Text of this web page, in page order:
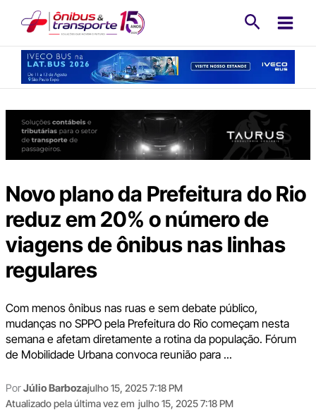
conteúdo
Novo plano da Prefeitura do Rio
reduz em 20% o número de
viagens de ônibus nas linhas
regulares
Com menos ônibus nas ruas e sem debate público,
mudanças no SPPO pela Prefeitura do Rio começam nesta
semana e afetam diretamente a rotina da população. Fórum
de Mobilidade Urbana convoca reunião para ...
PorJúlio Barbozajulho 15, 2025 7:18 PM
Atualizado pela última vez em julho 15, 2025 7:18 PM